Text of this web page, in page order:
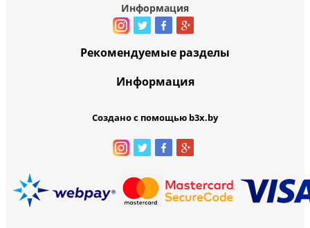
Информация
Рекомендуемые разделы
Информация
Создано с помощью b3x.by